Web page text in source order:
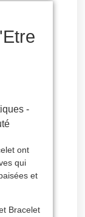
ont
qui
et
Bracelet